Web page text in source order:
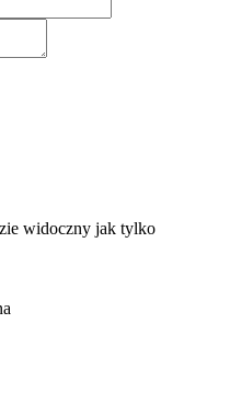
widoczny jak tylko